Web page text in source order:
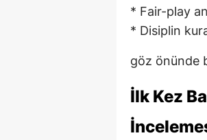
* Fair-play
* Disiplin
göz önünde
İlk Kez